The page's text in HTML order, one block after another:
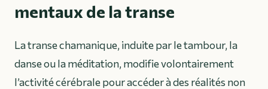
mentaux de la transe
La transe chamanique, induite par le tambour, la
danse ou la méditation, modifie volontairement
l’activité cérébrale pour accéder à des réalités non